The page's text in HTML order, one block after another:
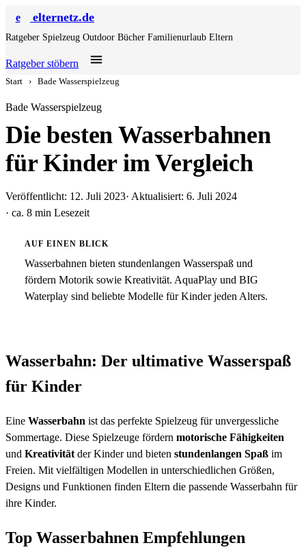
e elternetz.de
Ratgeber Spielzeug Outdoor Bücher Familienurlaub Eltern
Ratgeber stöbern
Start › Bade Wasserspielzeug
Bade Wasserspielzeug
Die besten Wasserbahnen
für Kinder im Vergleich
Veröffentlicht: 12. Juli 2023· Aktualisiert: 6. Juli 2024
· ca. 8 min Lesezeit
AUF EINEN BLICK
Wasserbahnen bieten stundenlangen Wasserspaß und
fördern Motorik sowie Kreativität. AquaPlay und BIG
Waterplay sind beliebte Modelle für Kinder jeden Alters.
Wasserbahn: Der ultimative Wasserspaß
für Kinder
Eine Wasserbahn ist das perfekte Spielzeug für unvergessliche
Sommertage. Diese Spielzeuge fördern motorische Fähigkeiten
und Kreativität der Kinder und bieten stundenlangen Spaß im
Freien. Mit vielfältigen Modellen in unterschiedlichen Größen,
Designs und Funktionen finden Eltern die passende Wasserbahn für
ihre Kinder.
Top Wasserbahnen Empfehlungen